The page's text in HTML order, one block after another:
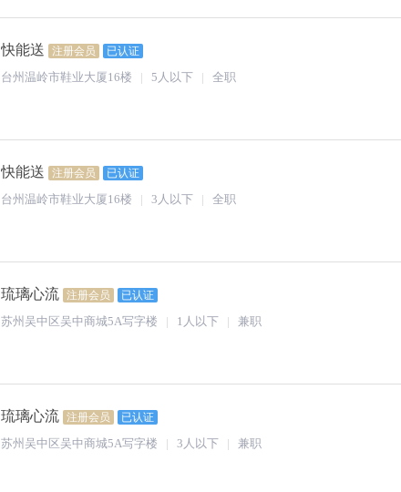
快能送 注册会员 已认证
台州温岭市鞋业大厦16楼 5人以下 全职
快能送 注册会员 已认证
台州温岭市鞋业大厦16楼 3人以下 全职
琉璃心流 注册会员 已认证
苏州吴中区吴中商城5A写字楼 1人以下 兼职
琉璃心流 注册会员 已认证
苏州吴中区吴中商城5A写字楼 3人以下 兼职